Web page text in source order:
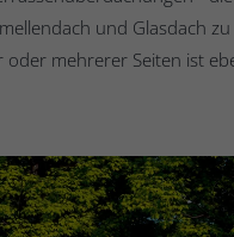
und Glasdach zu
oder mehrerer Seiten ist